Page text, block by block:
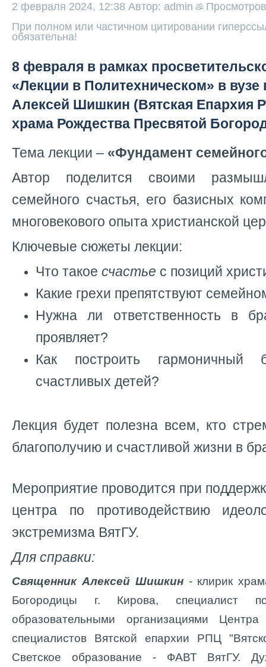
2 февраля 2024, 12:38 Автор: admin
При полном или частичном цитировании
обязательна!
8 февраля в рамках
«Лекции в Политехническом» в вузе
Алексей Шишкин (Вятская Епархия
храма Рождества Пресвятой
Тема лекции – «Фундамент
Автор поделится своими
семейного счастья, его базисных
многовекового опыта христианской
Ключевые сюжеты лекции:
Что такое счастье с позиций
Какие грехи препятствуют
Нужна ли ответственность в
проявляет?
Как построить гармоничный
счастливых детей?
Лекция будет полезна всем, кто
благополучию и счастливой жизни в
Мероприятие проводится при
центра по противодействию
экстремизма ВятГУ.
Для справки:
Священник Алексей Шишкин- клирик
Богородицы г. Кирова, специалист
образовательными организациями Центра
специалистов Вятской епархии РПЦ
Светское образование - ФАВТ ВятГУ.